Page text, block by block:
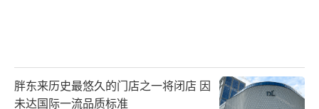
胖东来历史最悠久的门店之一将闭店 因
未达国际一流品质标准